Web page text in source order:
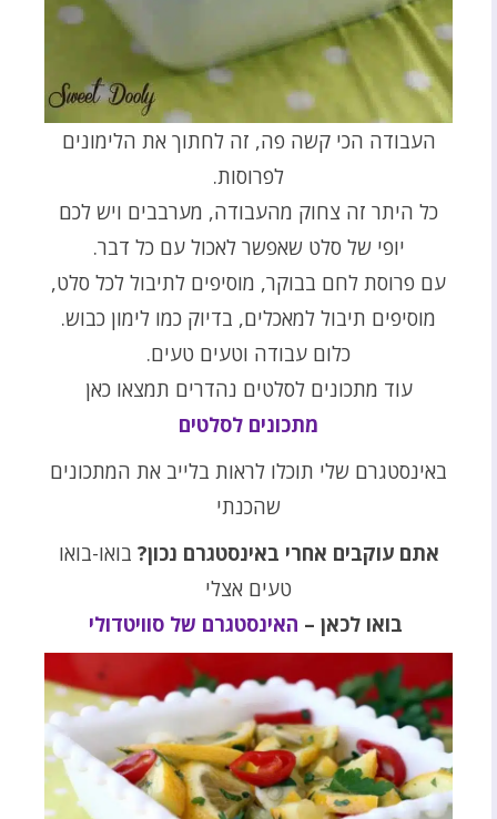
העבודה הכי קשה פה, זה לחתוך את הלימונים
לפרוסות.
כל היתר זה צחוק מהעבודה, מערבבים ויש לכם
יופי של סלט שאפשר לאכול עם כל דבר.
עם פרוסת לחם בבוקר, מוסיפים לתיבול לכל סלט,
מוסיפים תיבול למאכלים, בדיוק כמו לימון כבוש.
כלום עבודה וטעים טעים.
עוד מתכונים לסלטים נהדרים תמצאו כאן
מתכונים לסלטים
באינסטגרם שלי תוכלו לראות בלייב את המתכונים
שהכנתי
אתם עוקבים אחרי באינסטגרם נכון? בואו-בואו
טעים אצלי
בואו לכאן – האינסטגרם של סוויטדולי